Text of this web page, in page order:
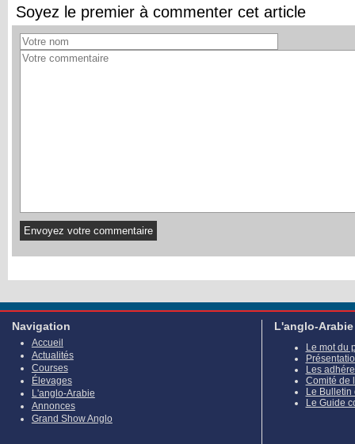
Soyez le premier à commenter cet article
Navigation
Accueil
Actualités
Courses
Élevages
L'anglo-Arabie
Annonces
Grand Show Anglo
L'anglo-Arabie
Le mot du
Les
Comité de
Le Bulletin
Le Guide